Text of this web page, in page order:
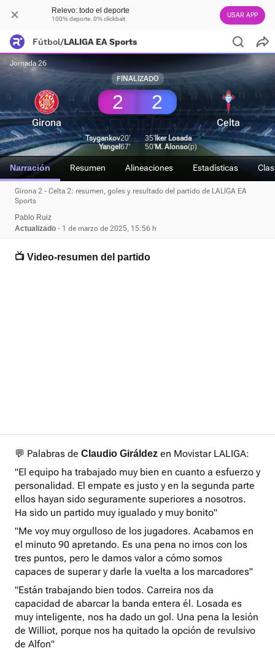
Relevo: todo el deporte
100% deporte. 0% clickbait USAR APP
Fútbol/LALIGA EA Sports
Jornada 26
FINALIZADO
Girona
2 2
Celta
Tsygankov20'
Yangel67'
35'Iker Losada
50'M. Alonso(p)
Narración Resumen Alineaciones Estadísticas
Girona 2 - Celta 2: resumen, goles y resultado del partido de LALIGA EA
Sports
Pablo Ruiz
Actualizado
1 de marzo de 2025, 15:56 h
📺 Video-resumen del partido
💬 Palabras de Claudio Giráldez en Movistar LALIGA:
"El equipo ha trabajado muy bien en cuanto a esfuerzo y
personalidad. El empate es justo y en la segunda parte
ellos hayan sido seguramente superiores a nosotros.
Ha sido un partido muy igualado y muy bonito"
"Me voy muy orgulloso de los jugadores. Acabamos en
el minuto 90 apretando. Es una pena no irnos con los
tres puntos, pero le damos valor a cómo somos
capaces de superar y darle la vuelta a los marcadores"
"Están trabajando bien todos. Carreira nos da
capacidad de abarcar la banda entera él. Losada es
muy inteligente, nos ha dado un gol. Una pena la lesión
de Williot, porque nos ha quitado la opción de revulsivo
de Alfon"